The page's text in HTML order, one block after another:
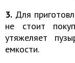
3. Для
не стоит
утяжеляет
емкости.